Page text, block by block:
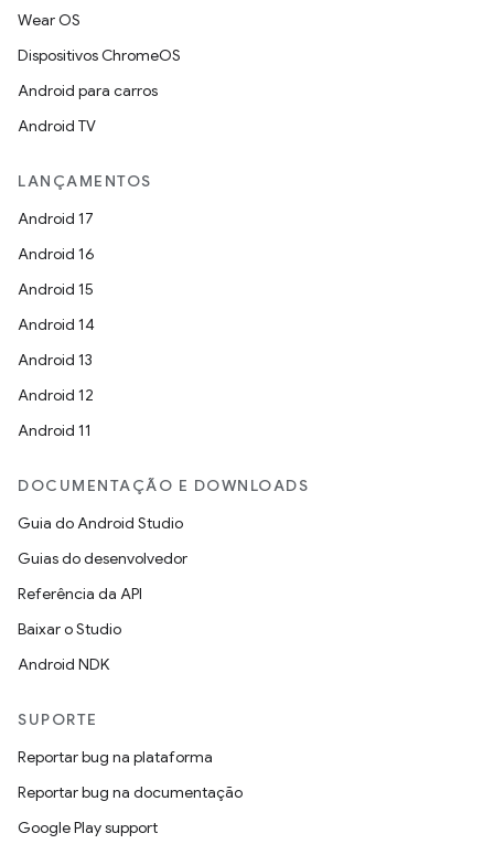
Wear OS
Dispositivos ChromeOS
Android para carros
Android TV
LANÇAMENTOS
Android 17
Android 16
Android 15
Android 14
Android 13
Android 12
Android 11
DOCUMENTAÇÃO E DOWNLOADS
Guia do Android Studio
Guias do desenvolvedor
Referência da API
Baixar o Studio
Android NDK
SUPORTE
Reportar bug na plataforma
Reportar bug na documentação
Google Play support